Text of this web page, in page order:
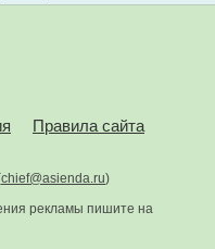
Правила сайта
chief@asienda.ru)
рекламы пишите на